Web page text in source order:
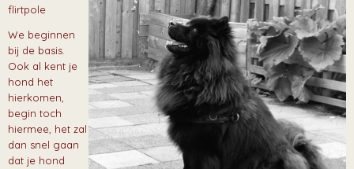
flirtpole
We beginnen
bij de basis.
Ook al kent je
hond het
hierkomen,
begin toch
hiermee, het zal
dan snel gaan
dat je hond